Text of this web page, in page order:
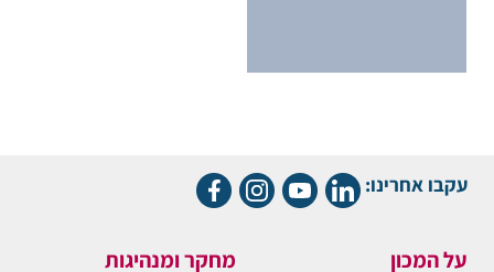
עקבו אחרינו:
על המכון מחקר ומנהיגות